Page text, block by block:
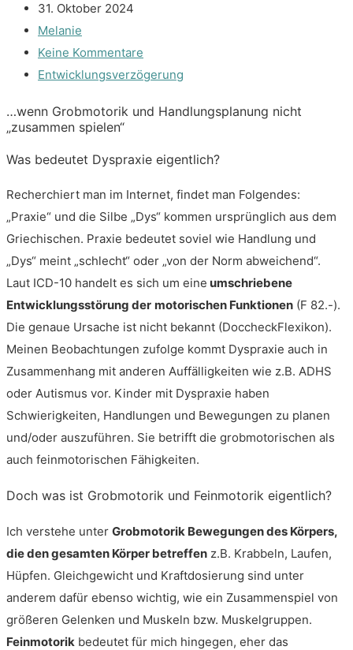
31. Oktober 2024
Melanie
Keine Kommentare
Entwicklungsverzögerung
…wenn Grobmotorik und Handlungsplanung nicht
„zusammen spielen“
Was bedeutet Dyspraxie eigentlich?
Recherchiert man im Internet, findet man Folgendes:
„Praxie“ und die Silbe „Dys“ kommen ursprünglich aus dem
Griechischen. Praxie bedeutet soviel wie Handlung und
„Dys“ meint „schlecht“ oder „von der Norm abweichend“.
Laut ICD-10 handelt es sich um eine umschriebene
Entwicklungsstörung der motorischen Funktionen (F 82.-).
Die genaue Ursache ist nicht bekannt (DoccheckFlexikon).
Meinen Beobachtungen zufolge kommt Dyspraxie auch in
Zusammenhang mit anderen Auffälligkeiten wie z.B. ADHS
oder Autismus vor. Kinder mit Dyspraxie haben
Schwierigkeiten, Handlungen und Bewegungen zu planen
und/oder auszuführen. Sie betrifft die grobmotorischen als
auch feinmotorischen Fähigkeiten.
Doch was ist Grobmotorik und Feinmotorik eigentlich?
Ich verstehe unter Grobmotorik Bewegungen des Körpers,
die den gesamten Körper betreffen z.B. Krabbeln, Laufen,
Hüpfen. Gleichgewicht und Kraftdosierung sind unter
anderem dafür ebenso wichtig, wie ein Zusammenspiel von
größeren Gelenken und Muskeln bzw. Muskelgruppen.
Feinmotorik bedeutet für mich hingegen, eher das